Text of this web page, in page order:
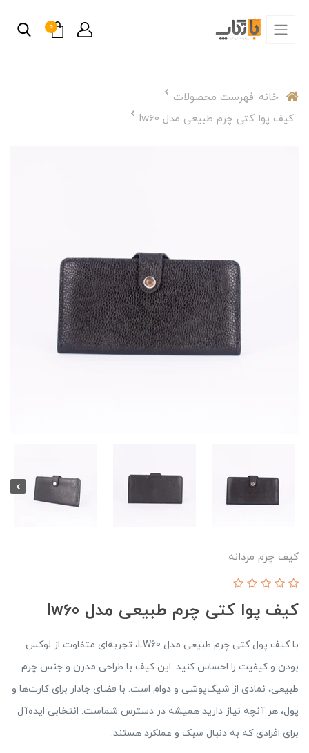
0
خانه فهرست محصولات
کیف پوا کتی چرم طبیعی مدل lw60
کیف چرم مردانه
کیف پوا کتی چرم طبیعی مدل lw60
با کیف پول کتی چرم طبیعی مدل LW60، تجربه‌ای متفاوت از لوکس
بودن و کیفیت را احساس کنید. این کیف با طراحی مدرن و جنس چرم
طبیعی، نمادی از شیک‌پوشی و دوام است. با فضای جادار برای کارت‌ها و
پول، هر آنچه نیاز دارید همیشه در دسترس شماست. انتخابی ایده‌آل
برای افرادی که به دنبال سبک و عملکرد هستند.